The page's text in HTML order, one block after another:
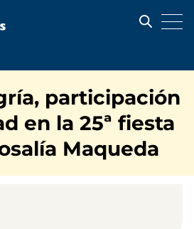
participación
en la 25ª fiesta
Maqueda